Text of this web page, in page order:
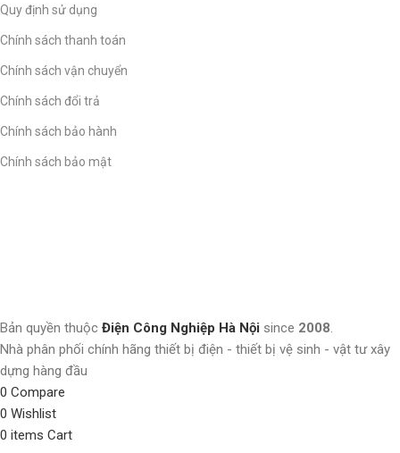
Quy định sử dụng
Chính sách thanh toán
Chính sách vận chuyển
Chính sách đổi trả
Chính sách bảo hành
Chính sách bảo mật
Bản quyền thuộc Điện Công Nghiệp Hà Nội since 2008.
Nhà phân phối chính hãng thiết bị điện - thiết bị vệ sinh - vật tư xây
dựng hàng đầu
0 Compare
0 Wishlist
0 items Cart